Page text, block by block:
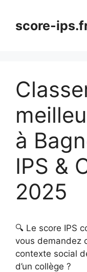
contenuscore-
à
IPS &
2025
🔍 Le score IPS
vous demandez
contexte social
d’un collège ?